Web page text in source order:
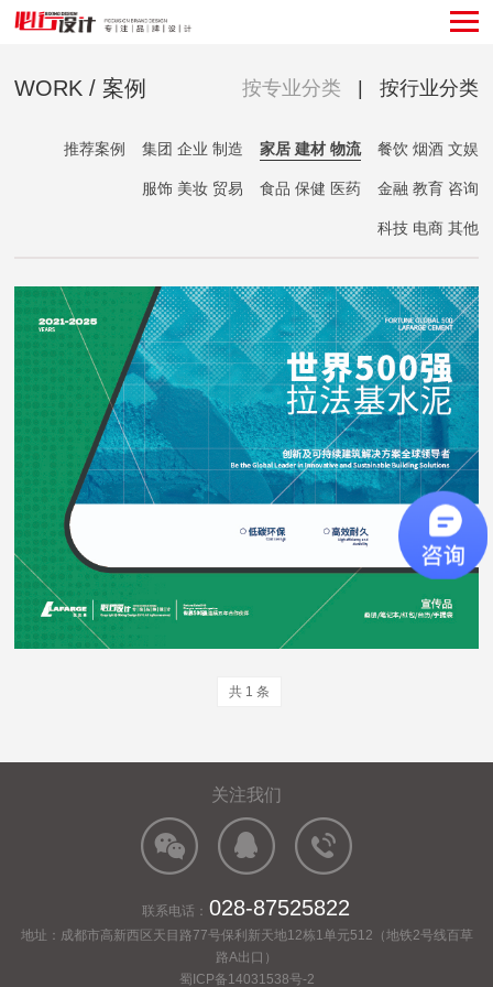
WORK / 案例 按专业分类 按行业分类
推荐案例 集团 企业 制造 家居 建材 物流 餐饮 烟酒 文娱
服饰 美妆 贸易 食品 保健 医药 金融 教育 咨询
科技 电商 其他
共 1 条
关注我们
联系电话： 028-87525822
地址：成都市高新西区天目路77号保利新天地12栋1单元512（地铁2号线百草
路A出口）
蜀ICP备14031538号-2